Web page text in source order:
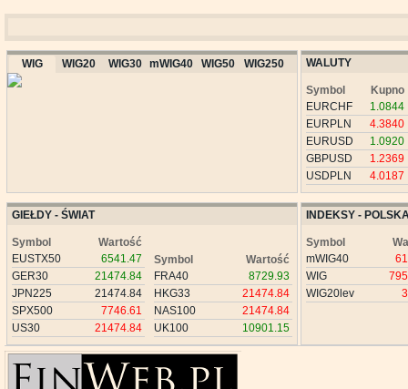
WIG WIG20 WIG30 mWIG40 WIG50 WIG250 WALUTY
Symbol
Kupno
EURCHF
1.0844
EURPLN
4.3840
EURUSD
1.0920
GBPUSD
1.2369
USDPLN
4.0187
GIEŁDY - ŚWIAT
Symbol
Wartość
EUSTX50
6541.47
GER30
21474.84
JPN225
21474.84
SPX500
7746.61
US30
21474.84
Symbol
Wartość
FRA40
8729.93
HKG33
21474.84
NAS100
21474.84
UK100
10901.15
INDEKSY -
Symbol
mWIG40
WIG
WIG20lev